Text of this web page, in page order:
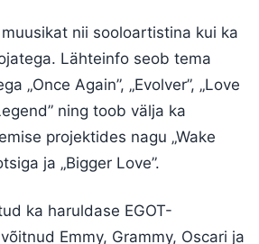
nii sooloartistina kui ka
Lähteinfo seob tema
„Once Again”, „Evolver”, „Love
ning toob välja ka
projektides nagu „Wake
ja „Bigger Love”.
ka haruldase EGOT-
Emmy, Grammy, Oscari ja